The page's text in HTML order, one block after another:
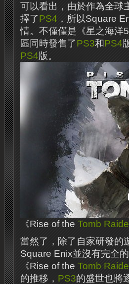
可以看出，由於作為全球
擇了PS4 ，所以Square
情。不僅僅是《星之海洋
區同時發售了PS3和PS4
PS4版。
《Rise of the Tomb
當然了，除了自家研發的
Square Enix並沒有完全
《Rise of the Tomb
的推移， PS3的盛世也將